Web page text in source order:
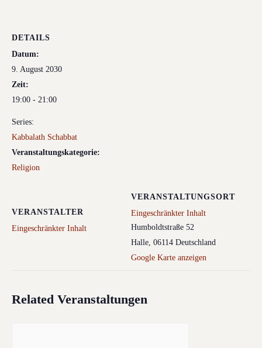
DETAILS
Datum:
9. August 2030
Zeit:
19:00 - 21:00
Series:
Kabbalath Schabbat
Veranstaltungskategorie:
Religion
VERANSTALTER
Eingeschränkter Inhalt
VERANSTALTUNGSORT
Eingeschränkter Inhalt
Humboldtstraße 52
Halle 06114 Deutschland
Google Karte anzeigen
Related Veranstaltungen